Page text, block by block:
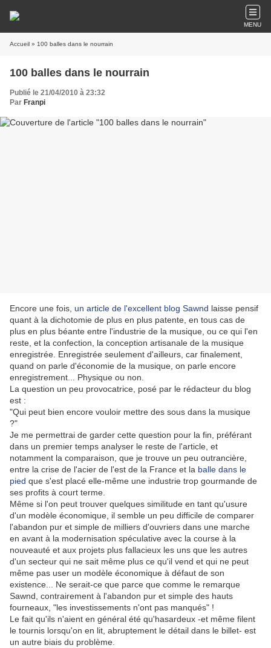
MENU
Accueil » 100 balles dans le nourrain
100 balles dans le nourrain
Publié le 21/04/2010 à 23:32
Par Franpi
Encore une fois, un article de l'excellent blog Sawnd laisse pensif
quant à la dichotomie de plus en plus patente, en tous cas de
plus en plus béante entre l'industrie de la musique, ou ce qui l'en
reste, et la confection, la conception artisanale de la musique
enregistrée. Enregistrée seulement d'ailleurs, car finalement,
quand on parle d'économie de la musique, on parle encore
enregistrement... Physique ou non.
La question un peu provocatrice, posé par le rédacteur du blog
est :
"Qui peut bien encore vouloir mettre des sous dans la musique
?"
Je me permettrai de garder cette question pour la fin, préférant
dans un premier temps analyser le reste de l'article, et
notamment la comparaison, que je trouve un peu outrancière,
entre la crise de l'acier de l'est de la France et la balle dans le
pied que s'est placé elle-même une industrie trop gourmande de
ses profits à court terme.
Même si l'on peut trouver quelques similitude en tant qu'usure
d'un modèle économique, il semble un peu difficile de comparer
l'abandon pur et simple de milliers d'ouvriers dans une marche
en avant à la modernisation spéculative avec la course à la
nouveauté et aux projets plus fallacieux les uns que les autres
d'un secteur qui ne sait même plus ce qu'il vend et qui ne peut
même pas user un modèle économique à défaut de son
existence... Ne serait-ce que parce que comme le remarque
Sawnd, contrairement à l'abandon pur et simple des hauts
fourneaux, "les investissements n'ont pas manqués" !
Le fait qu'ils n'aient en général été qu'hasardeux -et même filent
le tournis lorsqu'on en lit, abruptement le détail dans le billet- est
un autre biais du problème.